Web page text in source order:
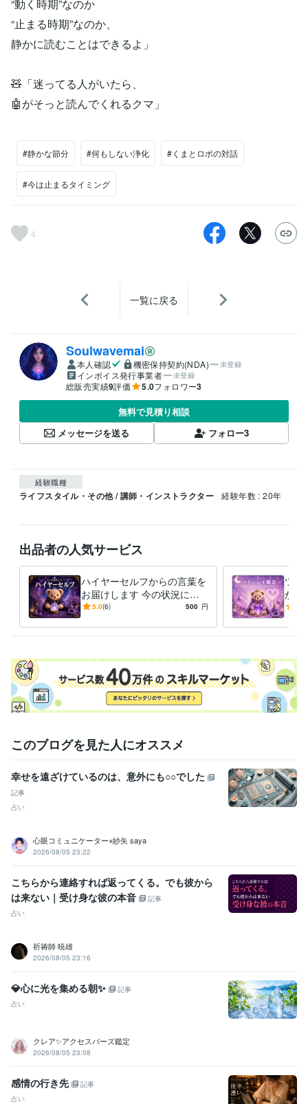
“動く時期”なのか
“止まる時期”なのか、
静かに読むことはできるよ」
🧸「迷ってる人がいたら、
🤖がそっと読んでくれるクマ」
#静かな節分 #何もしない浄化 #くまとロボの対話
#今は止まるタイミング
4
一覧に戻る
Soulwavemai
本人確認 機密保持契約(NDA) 未登録
インボイス発行事業者 未登録
総販売実績9評価 5.0フォロワー3
無料で見積り相談
メッセージを送る
フォロー3
経験職種
ライフスタイル・その他 / 講師・インストラクター 経験年数 : 20年
出品者の人気サービス
ハイヤーセルフからの言葉を
お届けします 今の状況にそ
っと寄り添うメッセージです
5.0(6) 500 円
ツイ
かに
揺れ
このブログを見た人にオススメ
幸せを遠ざけているのは、意外にも○○でした
記事
占い
心眼コミュニケーター⭐︎紗矢 saya
2026/08/05 23:22
こちらから連絡すれば返ってくる。でも彼から
は来ない｜受け身な彼の本音
記事
占い
祈祷師 暁雄
2026/08/05 23:16
💎心に光を集める朝✨
記事
占い
クレア✨アクセスバーズ鑑定
2026/08/05 23:08
感情の行き先
記事
占い